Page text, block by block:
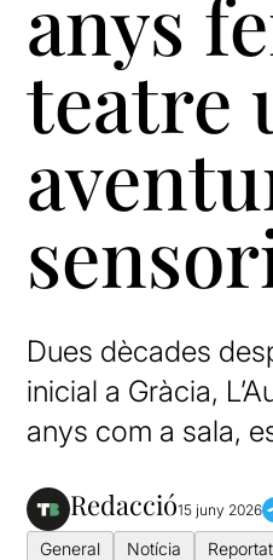
anys
teatre
Dues dècades
inicial a Gràcia,
anys com a sala,
Redacció15 juny 2026
General Notícia